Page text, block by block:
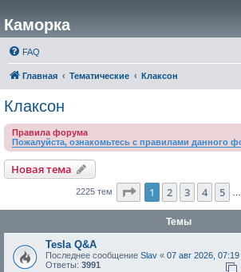
Каморка
FAQ
Главная Тематические Клаксон
Клаксон
Правила форума
Пожалуйста, ознакомьтесь с правилами данного
Новая тема
2225 тем Страница из 64
1 2 3 4 5
Темы
Tesla Q&A
Последнее сообщение Slav « 07 авг 2026, 07:19
Ответы: 3991